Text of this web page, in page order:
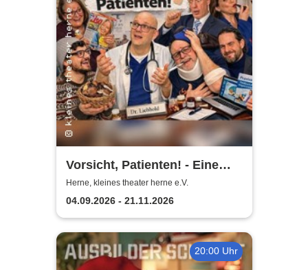
Vorsicht, Patienten! - Eine
Komödie von Stephan Urban
Herne, kleines theater herne e.V.
04.09.2026 - 21.11.2026
20:00 Uhr